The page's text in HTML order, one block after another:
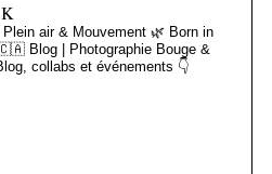
Plein air & Mouvement 🌿Born in
🇨🇦Blog | PhotographieBouge &
collabs et événements 👇